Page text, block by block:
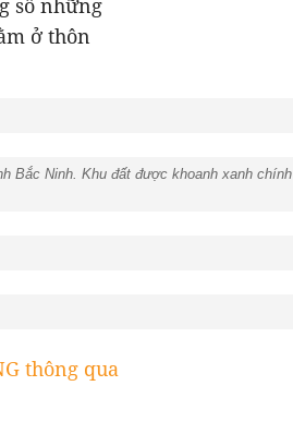
số những
ở thôn
Bắc Ninh. Khu đất được khoanh xanh chính
thông qua